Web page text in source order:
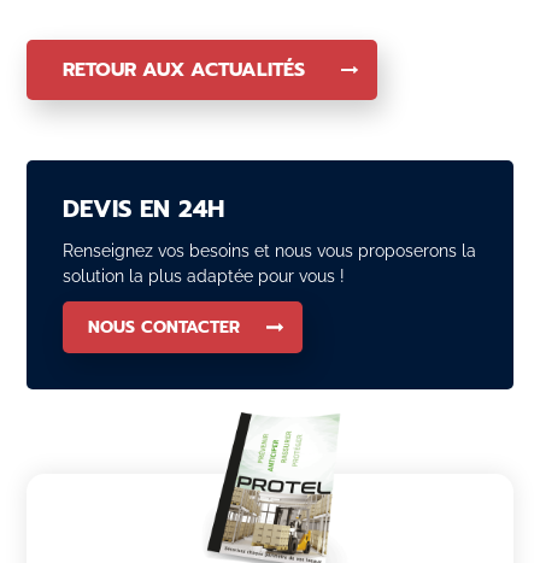
RETOUR AUX ACTUALITÉS
DEVIS EN 24H
Renseignez vos besoins et nous vous proposerons la
solution la plus adaptée pour vous !
NOUS CONTACTER